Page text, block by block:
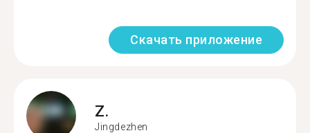
Скачать приложение
Z.
Jingdezhen